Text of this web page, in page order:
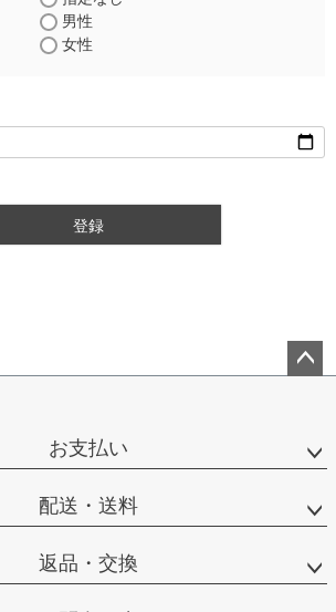
男性
女性
登録
お支払い
配送・送料
返品・交換